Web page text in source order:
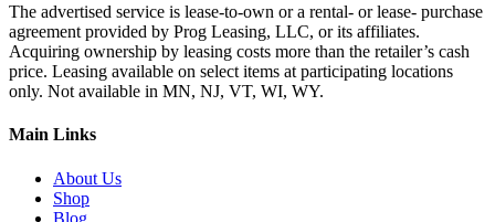
The advertised service is lease-to-own or a rental- or lease- purchase
agreement provided by Prog Leasing, LLC, or its affiliates.
Acquiring ownership by leasing costs more than the retailer’s cash
price. Leasing available on select items at participating locations
only. Not available in MN, NJ, VT, WI, WY.
Main Links
About Us
Shop
Blog